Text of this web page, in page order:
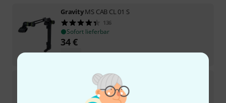
GravityMS CAB CL 01 S
136
Sofort lieferbar
34€
UVP:52,96 €
-36%
MC-125
66
Sofort lieferbar